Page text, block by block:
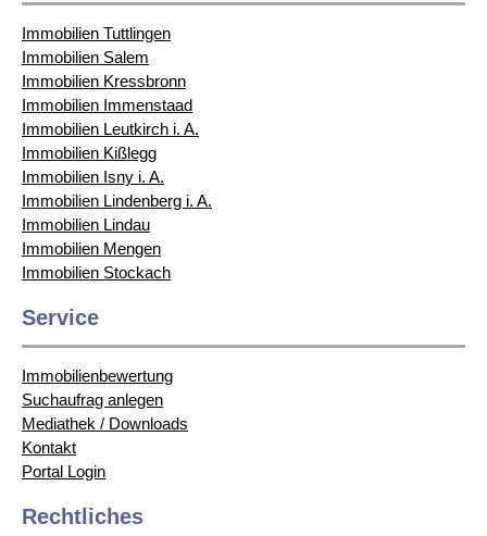
Immobilien Tuttlingen
Immobilien Salem
Immobilien Kressbronn
Immobilien Immenstaad
Immobilien Leutkirch i. A.
Immobilien Kißlegg
Immobilien Isny i. A.
Immobilien Lindenberg i. A.
Immobilien Lindau
Immobilien Mengen
Immobilien Stockach
Service
Immobilienbewertung
Suchaufrag anlegen
Mediathek / Downloads
Kontakt
Portal Login
Rechtliches